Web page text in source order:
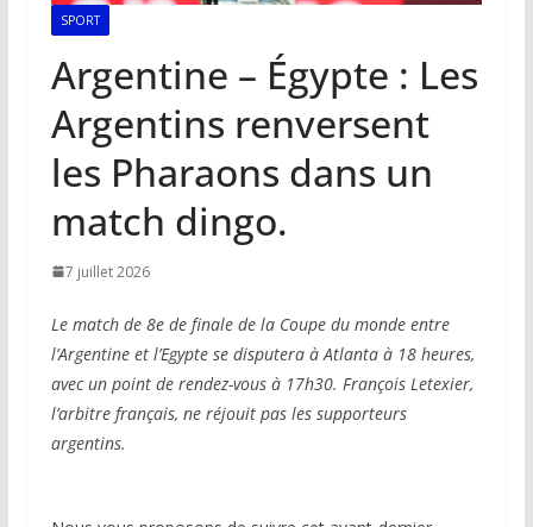
SPORT
Argentine – Égypte : Les
Argentins renversent
les Pharaons dans un
match dingo.
7 juillet 2026
Le match de 8e de finale de la Coupe du monde entre
l’Argentine et l’Egypte se disputera à Atlanta à 18 heures,
avec un point de rendez-vous à 17h30. François Letexier,
l’arbitre français, ne réjouit pas les supporteurs
argentins.